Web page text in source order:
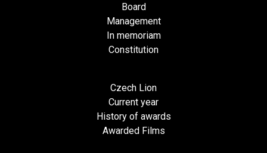
Board
Management
In memoriam
Constitution
Czech Lion
Current year
History of awards
Awarded Films